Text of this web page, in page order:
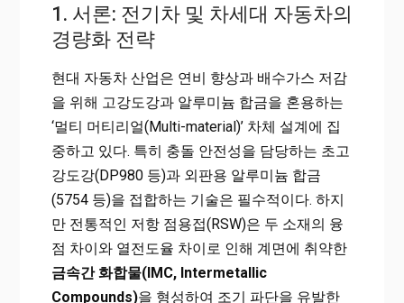
1. 서론: 전기차 및 차세대 자동차의
경량화 전략
현대 자동차 산업은 연비 향상과 배수가스 저감
을 위해 고강도강과 알루미늄 합금을 혼용하는
‘멀티 머티리얼(Multi-material)’ 차체 설계에 집
중하고 있다. 특히 충돌 안전성을 담당하는 초고
강도강(DP980 등)과 외판용 알루미늄 합금
(5754 등)을 접합하는 기술은 필수적이다. 하지
만 전통적인 저항 점용접(RSW)은 두 소재의 융
점 차이와 열전도율 차이로 인해 계면에 취약한
금속간 화합물(IMC, Intermetallic
Compounds)을 형성하여 조기 파단을 유발한